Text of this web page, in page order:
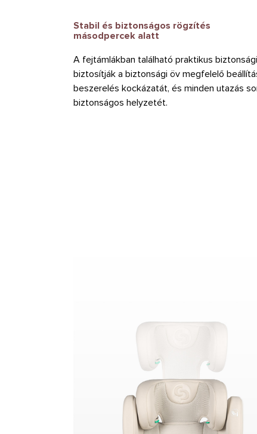
Stabil és biztonságos rögzítés
másodpercek alatt
A fejtámlákban található praktikus
biztosítják a biztonsági öv megfelelő
beszerelés kockázatát, és minden utazás
biztonságos helyzetét.